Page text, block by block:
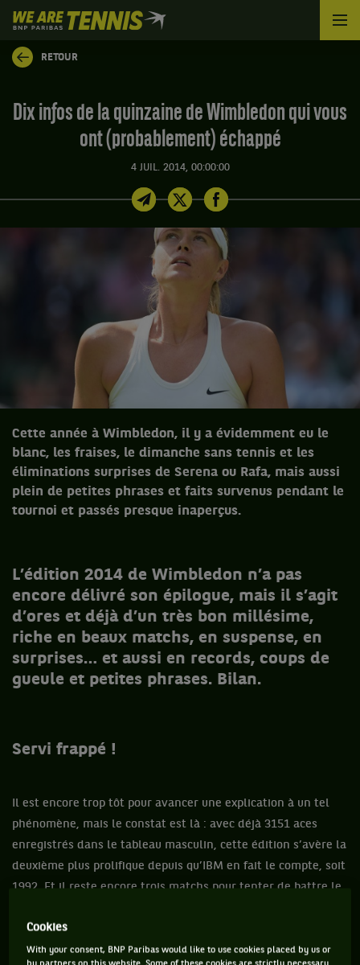
We
are
Tennis
by
Accueil
RETOUR
Dix infos de la quinzaine de Wimbledon qui vous
ont (probablement) échappé
4 JUIL. 2014, 00:00:00
Cette année à Wimbledon, il y a évidemment eu le
blanc, les fraises, le dimanche sans tennis et les
éliminations surprises de Serena ou Rafa, mais aussi
plein de petites phrases et faits survenus pendant le
tournoi et passés presque inaperçus.
L’édition 2014 de Wimbledon n’a pas
encore délivré son épilogue, mais il s’agit
d’ores et déjà d’un très bon millésime,
riche en beaux matchs, en suspense, en
surprises… et aussi en records, coups de
gueule et petites phrases. Bilan.
Servi frappé !
Il est encore trop tôt pour avancer une explication à un tel
phénomène, mais le constat est là : avec déjà 3151 aces
enregistrés dans le tableau masculin, cette édition s’avère la
deuxième plus prolifique depuis qu’IBM en fait le compte, soit
1992. Et il reste encore trois matchs pour tenter de battre le
statistique représentée par le Isner / Mahut et leurs 215 aces
en une seule rencontre. Plus globalement, sur le plan du jeu,
Cookies
With your consent, BNP Paribas would like to use cookies placed by us or